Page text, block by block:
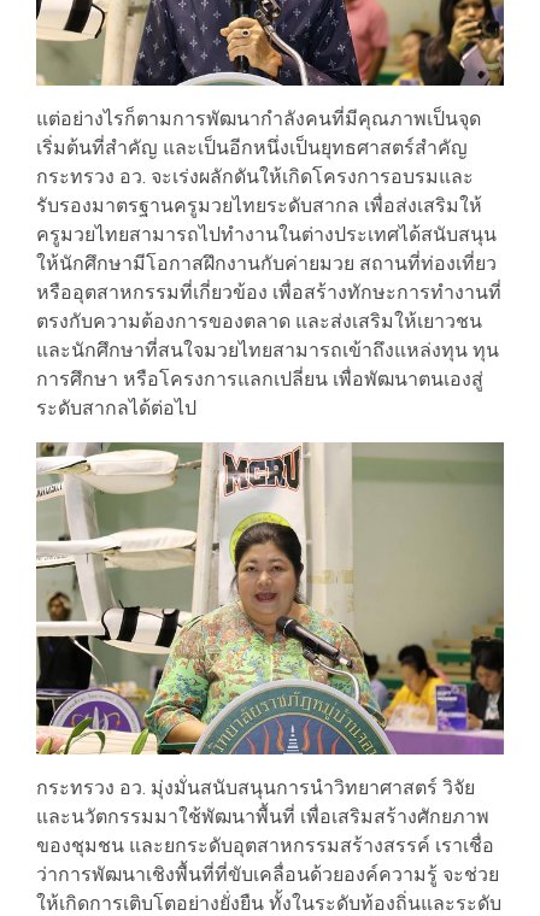
แต่อย่างไรก็ตามการพัฒนากำลังคนที่มีคุณภาพเป็นจุด
เริ่มต้นที่สำคัญ และเป็นอีกหนึ่งเป็นยุทธศาสตร์สำคัญ
กระทรวง อว. จะเร่งผลักดันให้เกิดโครงการอบรมและ
รับรองมาตรฐานครูมวยไทยระดับสากล เพื่อส่งเสริมให้
ครูมวยไทยสามารถไปทำงานในต่างประเทศได้สนับสนุน
ให้นักศึกษามีโอกาสฝึกงานกับค่ายมวย สถานที่ท่องเที่ยว
หรืออุตสาหกรรมที่เกี่ยวข้อง เพื่อสร้างทักษะการทำงานที่
ตรงกับความต้องการของตลาด และส่งเสริมให้เยาวชน
และนักศึกษาที่สนใจมวยไทยสามารถเข้าถึงแหล่งทุน ทุน
การศึกษา หรือโครงการแลกเปลี่ยน เพื่อพัฒนาตนเองสู่
ระดับสากลได้ต่อไป
กระทรวง อว. มุ่งมั่นสนับสนุนการนำวิทยาศาสตร์ วิจัย
และนวัตกรรมมาใช้พัฒนาพื้นที่ เพื่อเสริมสร้างศักยภาพ
ของชุมชน และยกระดับอุตสาหกรรมสร้างสรรค์ เราเชื่อ
ว่าการพัฒนาเชิงพื้นที่ที่ขับเคลื่อนด้วยองค์ความรู้ จะช่วย
ให้เกิดการเติบโตอย่างยั่งยืน ทั้งในระดับท้องถิ่นและระดับ